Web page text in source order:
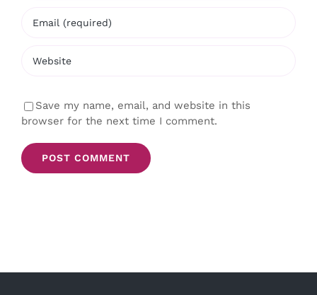
Save my name, email, and website in this
browser for the next time I comment.